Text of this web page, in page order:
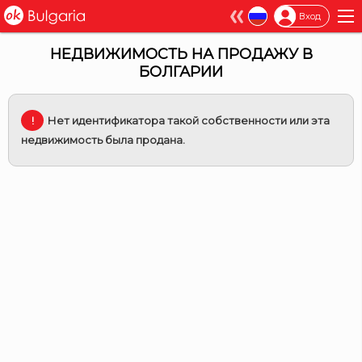
Вход ×
НЕДВИЖИМОСТЬ НА ПРОДАЖУ В
БОЛГАРИИ
Нет идентификатора такой собственности или эта
недвижимость была продана.